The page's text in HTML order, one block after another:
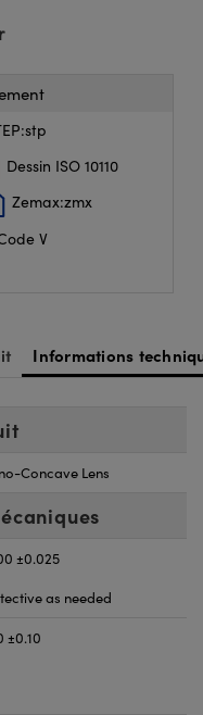
Dessin ISO 10110
Zemax:zmx
V
Informations
Concave Lens
±0.025
as needed
±0.10